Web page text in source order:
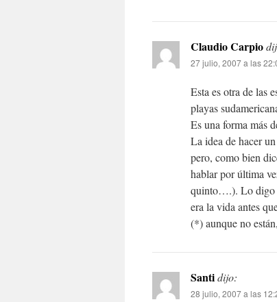
Claudio Carpio
27 julio, 2007 a las
Esta es otra de las
playas
Es una forma más
La idea de hacer
pero, como bien
hablar por última
quinto….). Lo digo
era la vida antes
(*) aunque no
Santidijo:
28 julio, 2007 a las